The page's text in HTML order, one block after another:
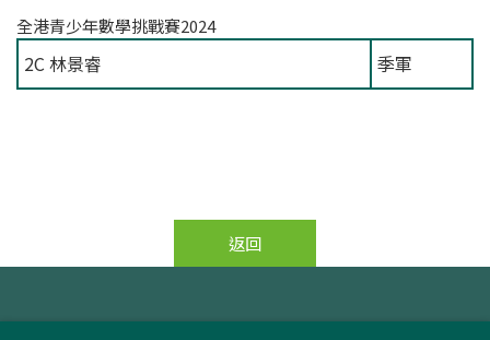
全港青少年數學挑戰賽2024
2C 林景睿 季軍
返回